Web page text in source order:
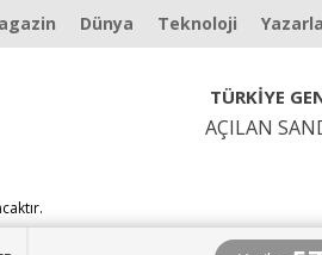
Dünya Teknoloji
TÜRKİYE
AÇILAN